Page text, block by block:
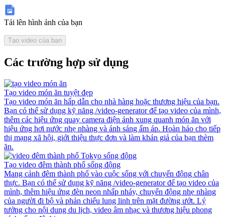
Tải lên hình ảnh của bạn
Tạo video của bạn
Các trường hợp sử dụng
Tạo video món ăn tuyệt đẹp
Tạo video món ăn hấp dẫn cho nhà hàng hoặc thương hiệu của bạn.
Bạn có thể sử dụng kỹ năng /video-generator để tạo video của mình,
thêm các hiệu ứng quay camera điện ảnh xung quanh món ăn với
hiệu ứng hơi nước nhẹ nhàng và ánh sáng ấm áp. Hoàn hảo cho tiếp
thị mạng xã hội, giới thiệu thực đơn và làm khán giả của bạn thèm
ăn.
Tạo video đêm thành phố sống động
Mang cảnh đêm thành phố vào cuộc sống với chuyển động chân
thực. Bạn có thể sử dụng kỹ năng /video-generator để tạo video của
mình, thêm hiệu ứng đèn neon nhấp nháy, chuyển động nhẹ nhàng
của người đi bộ và phản chiếu lung linh trên mặt đường ướt. Lý
tưởng cho nội dung du lịch, video âm nhạc và thương hiệu phong